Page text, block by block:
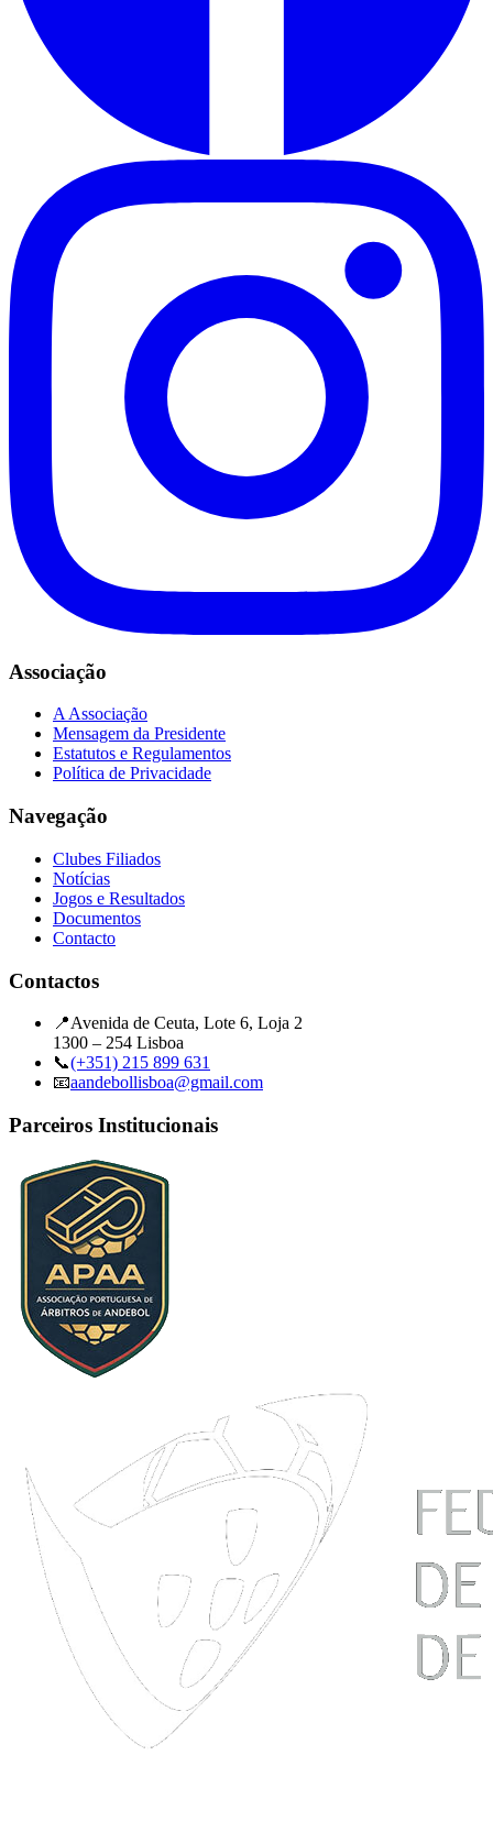
Associação
A Associação
Mensagem da Presidente
Estatutos e Regulamentos
Política de Privacidade
Navegação
Clubes Filiados
Notícias
Jogos e Resultados
Documentos
Contacto
Contactos
📍Avenida de Ceuta, Lote 6, Loja 2
1300 – 254 Lisboa
📞(+351) 215 899 631
📧aandebollisboa@gmail.com
Parceiros Institucionais